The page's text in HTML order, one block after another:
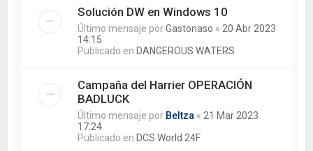
Solución DW en Windows 10
Último mensaje porGastonaso « 20 Abr 2023
14:15
Publicado en DANGEROUS WATERS
Campaña del Harrier OPERACIÓN
BADLUCK
Último mensaje por Beltza « 21 Mar 2023
17:24
Publicado en DCS World 24F